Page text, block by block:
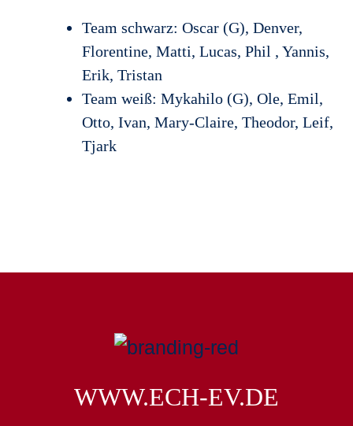
Team schwarz: Oscar (G), Denver,
Florentine, Matti, Lucas, Phil , Yannis,
Erik, Tristan
Team weiß: Mykahilo (G), Ole, Emil,
Otto, Ivan, Mary-Claire, Theodor, Leif,
Tjark
WWW.ECH-EV.DE